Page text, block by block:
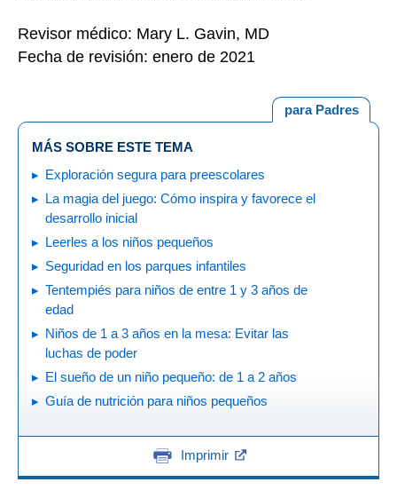
Revisor médico: Mary L. Gavin, MD
Fecha de revisión: enero de 2021
para Padres
MÁS SOBRE ESTE TEMA
Exploración segura para preescolares
La magia del juego: Cómo inspira y favorece el
desarrollo inicial
Leerles a los niños pequeños
Seguridad en los parques infantiles
Tentempiés para niños de entre 1 y 3 años de
edad
Niños de 1 a 3 años en la mesa: Evitar las
luchas de poder
El sueño de un niño pequeño: de 1 a 2 años
Guía de nutrición para niños pequeños
Imprimir